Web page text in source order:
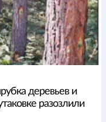
деревьев и
разозлили